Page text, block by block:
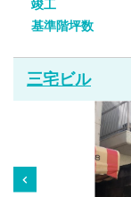
竣工
基準階坪数
三宅ビル